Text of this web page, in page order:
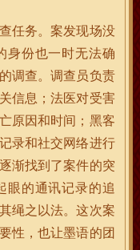
任务。案发现场没
身份也一时无法确
调查。调查员负责
信息；法医对受害
原因和时间；黑客
录和社交网络进行
渐找到了案件的突
眼的通讯记录的追
绳之以法。这次案
性，也让墨语的团